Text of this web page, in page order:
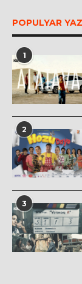
POPULYAR
1
2
3